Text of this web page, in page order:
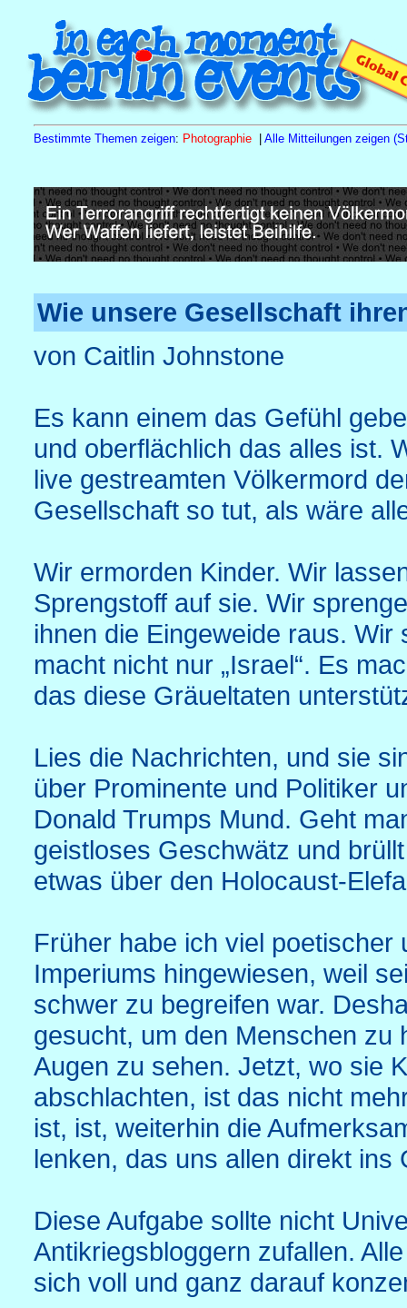
Bestimmte Themen zeigen: Photographie| Alle Mitteilungen zeigen
Sa 15.8.26 10.00 h Tagesseminar Familienstellen
Wie unsere Gesellschaft
von Caitlin Johnstone
Es kann einem das Gefühl
und oberflächlich das alles ist.
live gestreamten Völkermord
Gesellschaft so tut, als wäre
Wir ermorden Kinder. Wir
Sprengstoff auf sie. Wir
ihnen die Eingeweide raus.
macht nicht nur „Israel“. Es
das diese Gräueltaten
Lies die Nachrichten, und sie
über Prominente und Politiker
Donald Trumps Mund. Geht
geistloses Geschwätz und
etwas über den Holocaust-
Früher habe ich viel
Imperiums hingewiesen, weil
schwer zu begreifen war.
gesucht, um den Menschen zu
Augen zu sehen. Jetzt, wo sie
abschlachten, ist das nicht
ist, ist, weiterhin die
lenken, das uns allen direkt ins
Diese Aufgabe sollte nicht
Antikriegsbloggern zufallen.
sich voll und ganz darauf